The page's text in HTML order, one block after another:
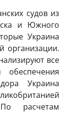
судов из
и Южного
Украина
организации.
все
Украина
расчетам